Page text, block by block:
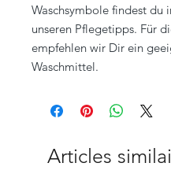
Waschsymbole findest du
unseren Pflegetipps. Für
empfehlen wir Dir ein
Waschmittel.
Articles